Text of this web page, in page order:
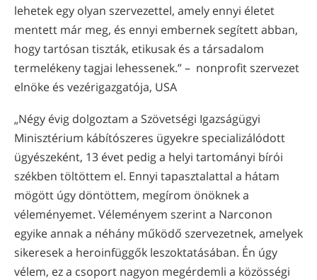
lehetek egy olyan szervezettel, amely ennyi életet
mentett már meg, és ennyi embernek segített abban,
hogy tartósan tiszták, etikusak és a társadalom
termelékeny tagjai lehessenek.” – nonprofit szervezet
elnöke és vezérigazgatója, USA
„Négy évig dolgoztam a Szövetségi Igazságügyi
Minisztérium kábítószeres ügyekre specializálódott
ügyészeként, 13 évet pedig a helyi tartományi bírói
székben töltöttem el. Ennyi tapasztalattal a hátam
mögött úgy döntöttem, megírom önöknek a
véleményemet. Véleményem szerint a Narconon
egyike annak a néhány működő szervezetnek, amelyek
sikeresek a heroinfüggők leszoktatásában. Én úgy
vélem, ez a csoport nagyon megérdemli a közösségi